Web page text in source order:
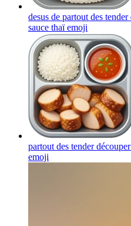
desus de partout des
sauce thaïemoji
partout des tender
emoji